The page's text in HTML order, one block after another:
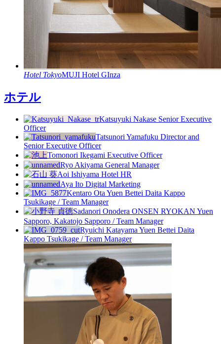
Hotel TokyoMUJI Hotel GInza
ホテル
Katsuyuki Nakase Senior Executive
Officer
Tatsunori Yamafuku Director and
Senior Executive Officer
Tomonori Ikegami Executive Officer
Ryo Akiyama General Manager
Aoi Ishiyama Hotel HR
Aya Ito Digital Marketing
Kentaro Ota Yuen Bettei Daita Kappo
Tsukikage / Team Manager
Sadanori Onodera ONSEN RYOKAN Yuen
Sapporo, Kakatojo Sapporo / Team Manager
Ryuichi Katayama Yuen Bettei Daita
Kappo Tsukikage / Team Manager